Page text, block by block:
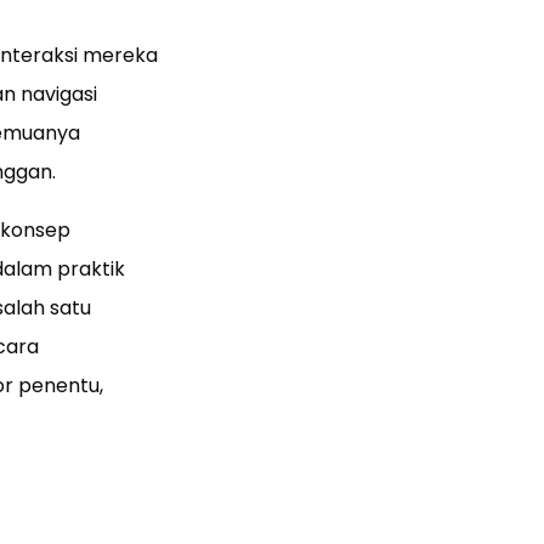
mereka
navigasi
praktik
satu
penentu,